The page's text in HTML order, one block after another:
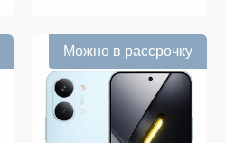
Можно в рассрочку